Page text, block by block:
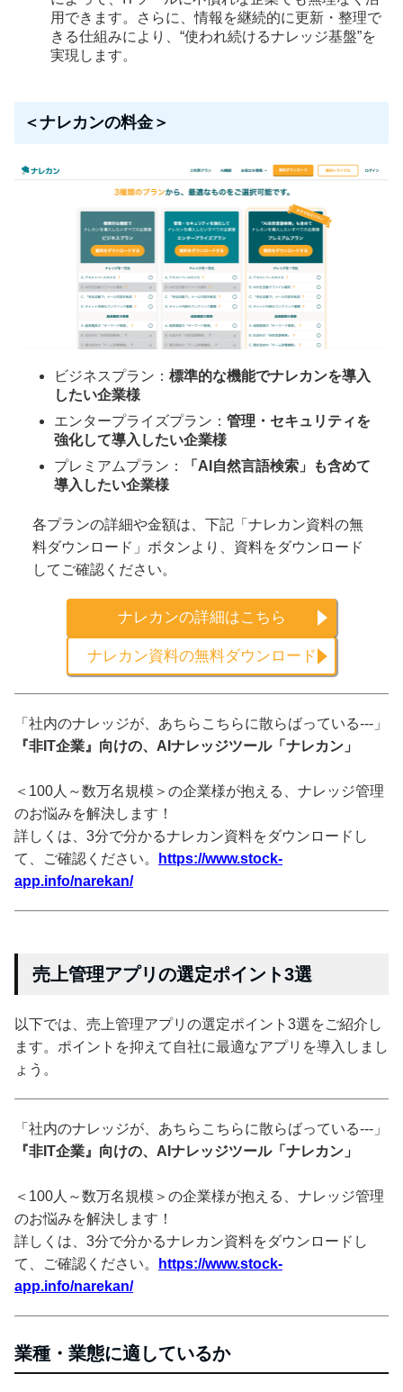
用できます。さらに、情報を継続的に更新・整理で
きる仕組みにより、“使われ続けるナレッジ基盤”を
実現します。
＜ナレカンの料金＞
ビジネスプラン： 標準的な機能でナレカンを導入
したい企業様
エンタープライズプラン： 管理・セキュリティを
強化して導入したい企業様
プレミアムプラン：
「AI自然言語検索」も含めて
導入したい企業様
各プランの詳細や金額は、下記「ナレカン資料の無
料ダウンロード」ボタンより、資料をダウンロード
してご確認ください。
ナレカンの詳細はこちら
ナレカン資料の無料ダウンロード
「社内のナレッジが、あちらこちらに散らばっている---」
『非IT企業』向けの、AIナレッジツール「ナレカン」
＜100人～数万名規模＞の企業様が抱える、ナレッジ管理
のお悩みを解決します！
詳しくは、3分で分かるナレカン資料をダウンロードし
て、ご確認ください。
https://www.stock-
app.info/narekan/
売上管理アプリの選定ポイント3選
以下では、売上管理アプリの選定ポイント3選をご紹介し
ます。ポイントを抑えて自社に最適なアプリを導入しまし
ょう。
「社内のナレッジが、あちらこちらに散らばっている---」
『非IT企業』向けの、AIナレッジツール「ナレカン」
＜100人～数万名規模＞の企業様が抱える、ナレッジ管理
のお悩みを解決します！
詳しくは、3分で分かるナレカン資料をダウンロードし
て、ご確認ください。
https://www.stock-
app.info/narekan/
業種・業態に適しているか